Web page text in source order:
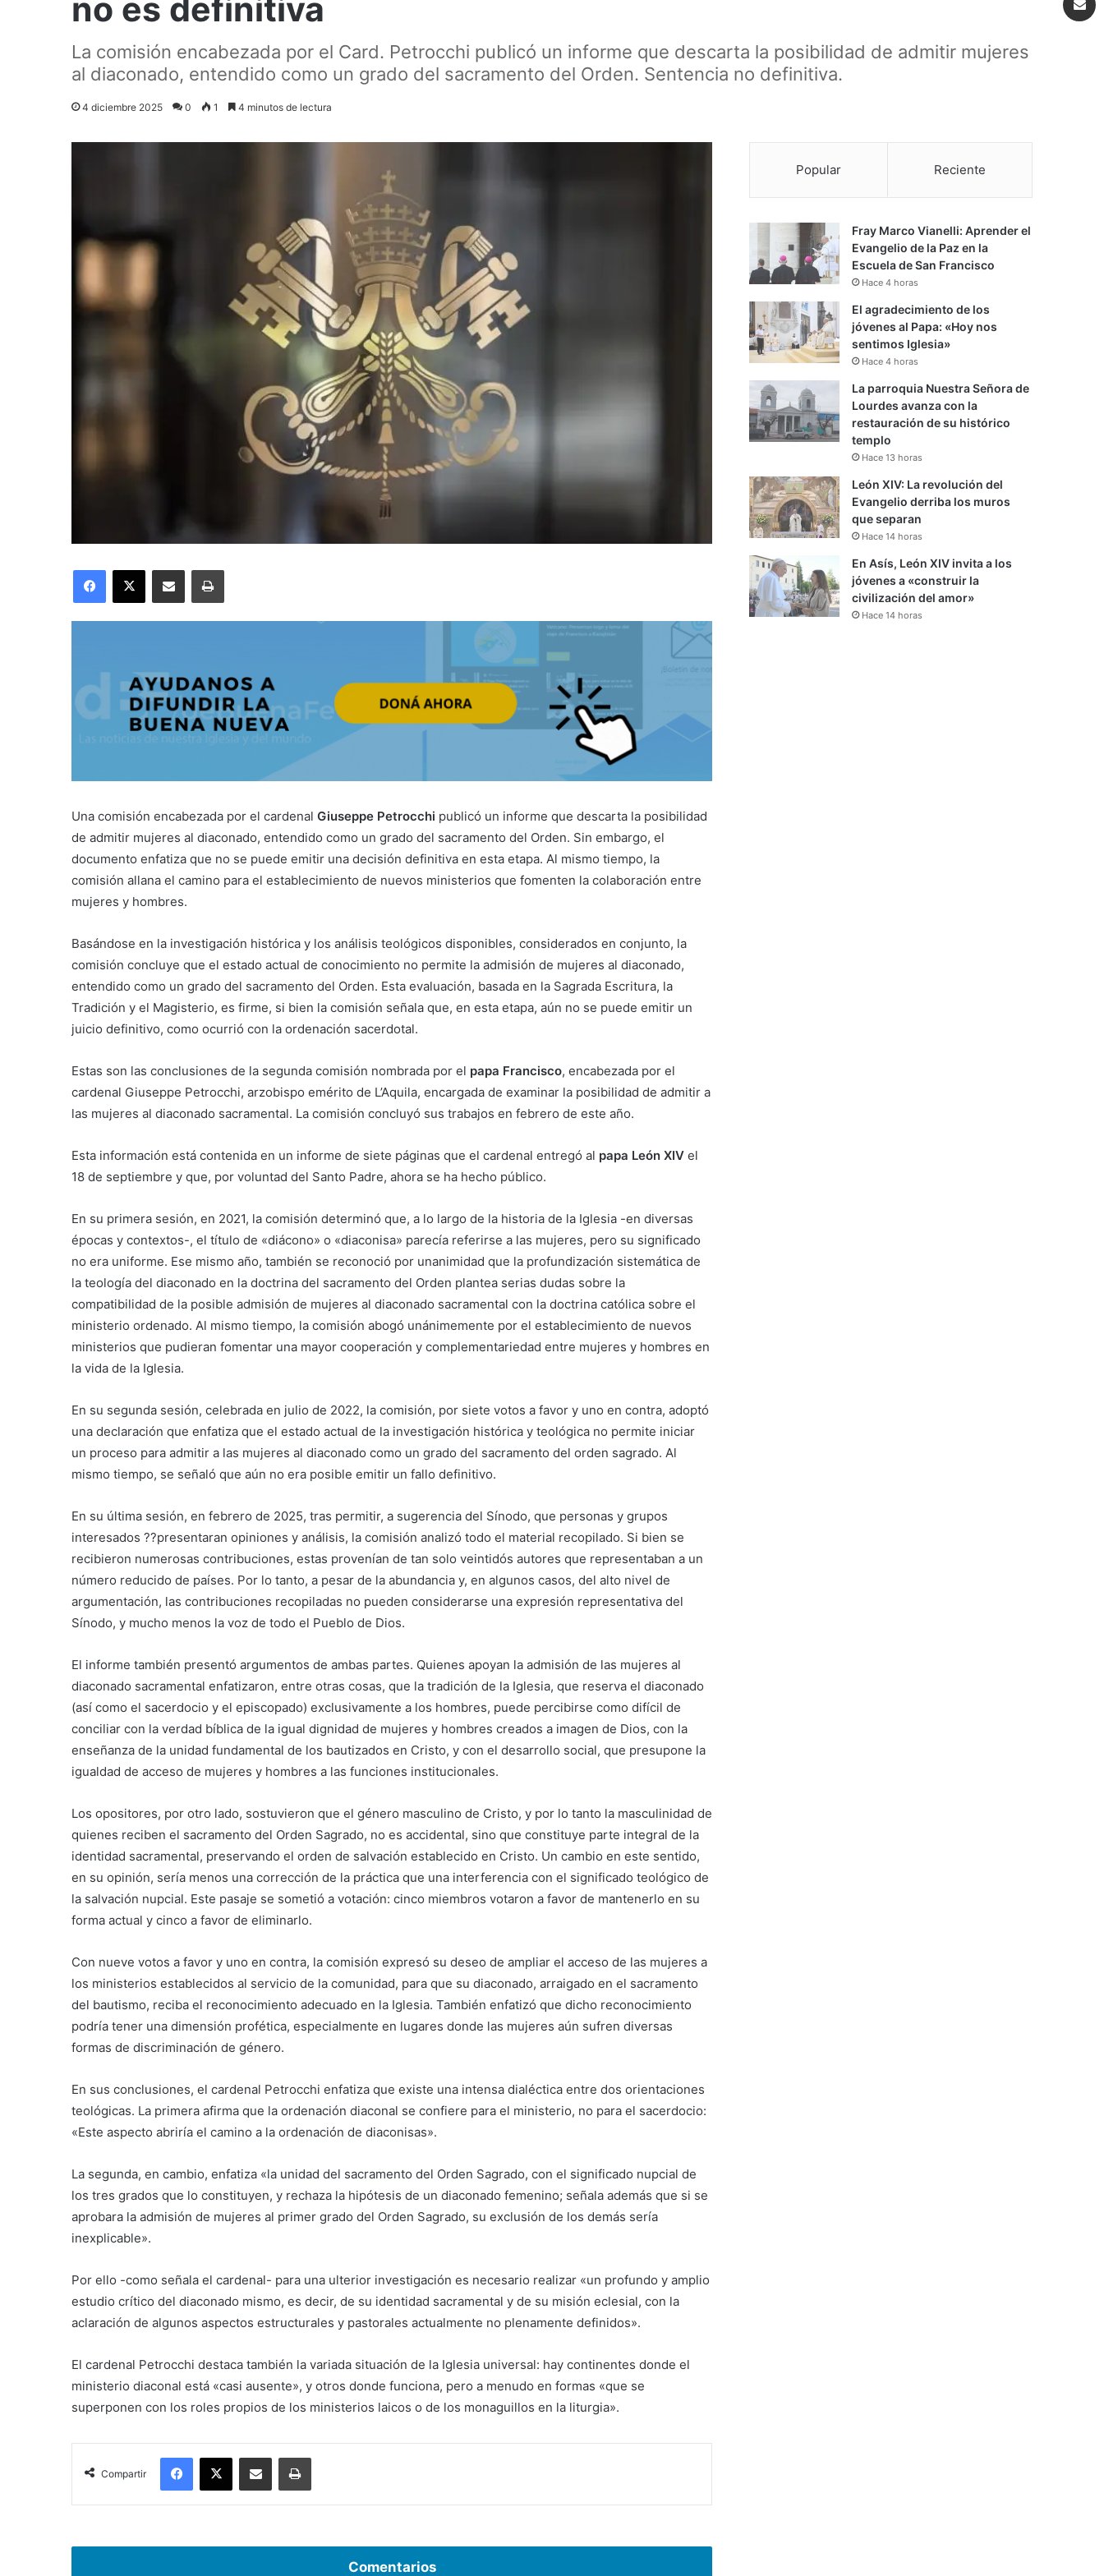
no es definitiva
La comisión encabezada por el Card. Petrocchi publicó un informe que descarta la posibilidad de admitir mujeres
al diaconado, entendido como un grado del sacramento del Orden. Sentencia no definitiva.
4 diciembre 2025 0 1 4 minutos de lectura
Una comisión encabezada por el cardenal Giuseppe Petrocchi publicó un informe que descarta la posibilidad
de admitir mujeres al diaconado, entendido como un grado del sacramento del Orden. Sin embargo, el
documento enfatiza que no se puede emitir una decisión definitiva en esta etapa. Al mismo tiempo, la
comisión allana el camino para el establecimiento de nuevos ministerios que fomenten la colaboración entre
mujeres y hombres.
Basándose en la investigación histórica y los análisis teológicos disponibles, considerados en conjunto, la
comisión concluye que el estado actual de conocimiento no permite la admisión de mujeres al diaconado,
entendido como un grado del sacramento del Orden. Esta evaluación, basada en la Sagrada Escritura, la
Tradición y el Magisterio, es firme, si bien la comisión señala que, en esta etapa, aún no se puede emitir un
juicio definitivo, como ocurrió con la ordenación sacerdotal.
Estas son las conclusiones de la segunda comisión nombrada por el papa Francisco, encabezada por el
cardenal Giuseppe Petrocchi, arzobispo emérito de L’Aquila, encargada de examinar la posibilidad de admitir a
las mujeres al diaconado sacramental. La comisión concluyó sus trabajos en febrero de este año.
Esta información está contenida en un informe de siete páginas que el cardenal entregó al papa León XIV el
18 de septiembre y que, por voluntad del Santo Padre, ahora se ha hecho público.
En su primera sesión, en 2021, la comisión determinó que, a lo largo de la historia de la Iglesia -en diversas
épocas y contextos-, el título de «diácono» o «diaconisa» parecía referirse a las mujeres, pero su significado
no era uniforme. Ese mismo año, también se reconoció por unanimidad que la profundización sistemática de
la teología del diaconado en la doctrina del sacramento del Orden plantea serias dudas sobre la
compatibilidad de la posible admisión de mujeres al diaconado sacramental con la doctrina católica sobre el
ministerio ordenado. Al mismo tiempo, la comisión abogó unánimemente por el establecimiento de nuevos
ministerios que pudieran fomentar una mayor cooperación y complementariedad entre mujeres y hombres en
la vida de la Iglesia.
En su segunda sesión, celebrada en julio de 2022, la comisión, por siete votos a favor y uno en contra, adoptó
una declaración que enfatiza que el estado actual de la investigación histórica y teológica no permite iniciar
un proceso para admitir a las mujeres al diaconado como un grado del sacramento del orden sagrado. Al
mismo tiempo, se señaló que aún no era posible emitir un fallo definitivo.
En su última sesión, en febrero de 2025, tras permitir, a sugerencia del Sínodo, que personas y grupos
interesados ??presentaran opiniones y análisis, la comisión analizó todo el material recopilado. Si bien se
recibieron numerosas contribuciones, estas provenían de tan solo veintidós autores que representaban a un
número reducido de países. Por lo tanto, a pesar de la abundancia y, en algunos casos, del alto nivel de
argumentación, las contribuciones recopiladas no pueden considerarse una expresión representativa del
Sínodo, y mucho menos la voz de todo el Pueblo de Dios.
El informe también presentó argumentos de ambas partes. Quienes apoyan la admisión de las mujeres al
diaconado sacramental enfatizaron, entre otras cosas, que la tradición de la Iglesia, que reserva el diaconado
(así como el sacerdocio y el episcopado) exclusivamente a los hombres, puede percibirse como difícil de
conciliar con la verdad bíblica de la igual dignidad de mujeres y hombres creados a imagen de Dios, con la
enseñanza de la unidad fundamental de los bautizados en Cristo, y con el desarrollo social, que presupone la
igualdad de acceso de mujeres y hombres a las funciones institucionales.
Los opositores, por otro lado, sostuvieron que el género masculino de Cristo, y por lo tanto la masculinidad de
quienes reciben el sacramento del Orden Sagrado, no es accidental, sino que constituye parte integral de la
identidad sacramental, preservando el orden de salvación establecido en Cristo. Un cambio en este sentido,
en su opinión, sería menos una corrección de la práctica que una interferencia con el significado teológico de
la salvación nupcial. Este pasaje se sometió a votación: cinco miembros votaron a favor de mantenerlo en su
forma actual y cinco a favor de eliminarlo.
Con nueve votos a favor y uno en contra, la comisión expresó su deseo de ampliar el acceso de las mujeres a
los ministerios establecidos al servicio de la comunidad, para que su diaconado, arraigado en el sacramento
del bautismo, reciba el reconocimiento adecuado en la Iglesia. También enfatizó que dicho reconocimiento
podría tener una dimensión profética, especialmente en lugares donde las mujeres aún sufren diversas
formas de discriminación de género.
En sus conclusiones, el cardenal Petrocchi enfatiza que existe una intensa dialéctica entre dos orientaciones
teológicas. La primera afirma que la ordenación diaconal se confiere para el ministerio, no para el sacerdocio:
«Este aspecto abriría el camino a la ordenación de diaconisas».
La segunda, en cambio, enfatiza «la unidad del sacramento del Orden Sagrado, con el significado nupcial de
los tres grados que lo constituyen, y rechaza la hipótesis de un diaconado femenino; señala además que si se
aprobara la admisión de mujeres al primer grado del Orden Sagrado, su exclusión de los demás sería
inexplicable».
Por ello -como señala el cardenal- para una ulterior investigación es necesario realizar «un profundo y amplio
estudio crítico del diaconado mismo, es decir, de su identidad sacramental y de su misión eclesial, con la
aclaración de algunos aspectos estructurales y pastorales actualmente no plenamente definidos».
El cardenal Petrocchi destaca también la variada situación de la Iglesia universal: hay continentes donde el
ministerio diaconal está «casi ausente», y otros donde funciona, pero a menudo en formas «que se
superponen con los roles propios de los ministerios laicos o de los monaguillos en la liturgia».
Compartir
Comentarios
Popular Reciente
Fray Marco Vianelli: Aprender el
Evangelio de la Paz en la
Escuela de San Francisco
Hace 4 horas
El agradecimiento de los
jóvenes al Papa: «Hoy nos
sentimos Iglesia»
Hace 4 horas
La parroquia Nuestra Señora de
Lourdes avanza con la
restauración de su histórico
templo
Hace 13 horas
León XIV: La revolución del
Evangelio derriba los muros
que separan
Hace 14 horas
En Asís, León XIV invita a los
jóvenes a «construir la
civilización del amor»
Hace 14 horas